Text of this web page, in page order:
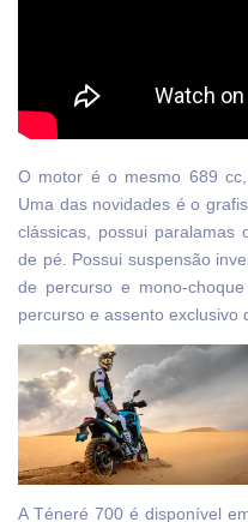
O motor é o mesmo 689
Uma das novidades é o
clássicas, possui
de pé. Possui suspensão
de percurso e mono-
percurso e assento exclusivo
A Téneré 700 é disponível